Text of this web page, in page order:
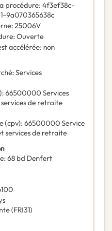
procédure: 4f3ef38c-
9a070365638c
: 25006V
: Ouverte
accélérée: non
: Services
): 66500000 Services
de retraite
(cpv): 66500000 Service
services de retraite
: 68 bd Denfert
(FRI31)